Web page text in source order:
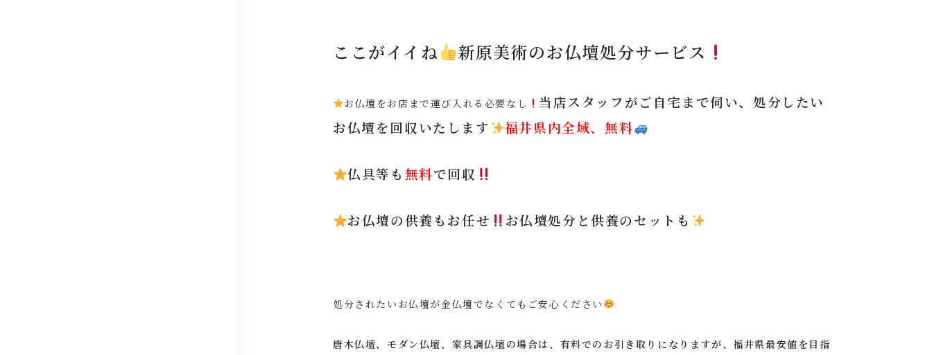
ここがイイね 新原美術のお仏壇処分サービス
お仏壇をお店まで運び入れる必要なし
当店スタッフがご自宅まで伺い、処分したい
お仏壇を回収いたします
福井県内全域、無料
仏具等も 無料で回収
お仏壇の供養もお任せ お仏壇処分と供養のセットも
処分されたいお仏壇が金仏壇でなくてもご安心ください
唐木仏壇、モダン仏壇、家具調仏壇の場合は、有料でのお引き取りになりますが、福井県最安値を目指